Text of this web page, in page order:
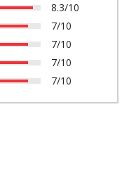
8.3/10
7/10
7/10
7/10
7/10